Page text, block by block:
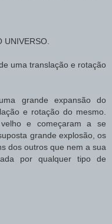
UNIVERSO.
uma translação e rotação
grande expansão do
e rotação do mesmo.
e começaram a se
grande explosão, os
dos outros que nem a sua
por qualquer tipo de